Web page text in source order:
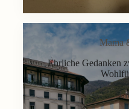
Mama
Ehrliche Gedanken